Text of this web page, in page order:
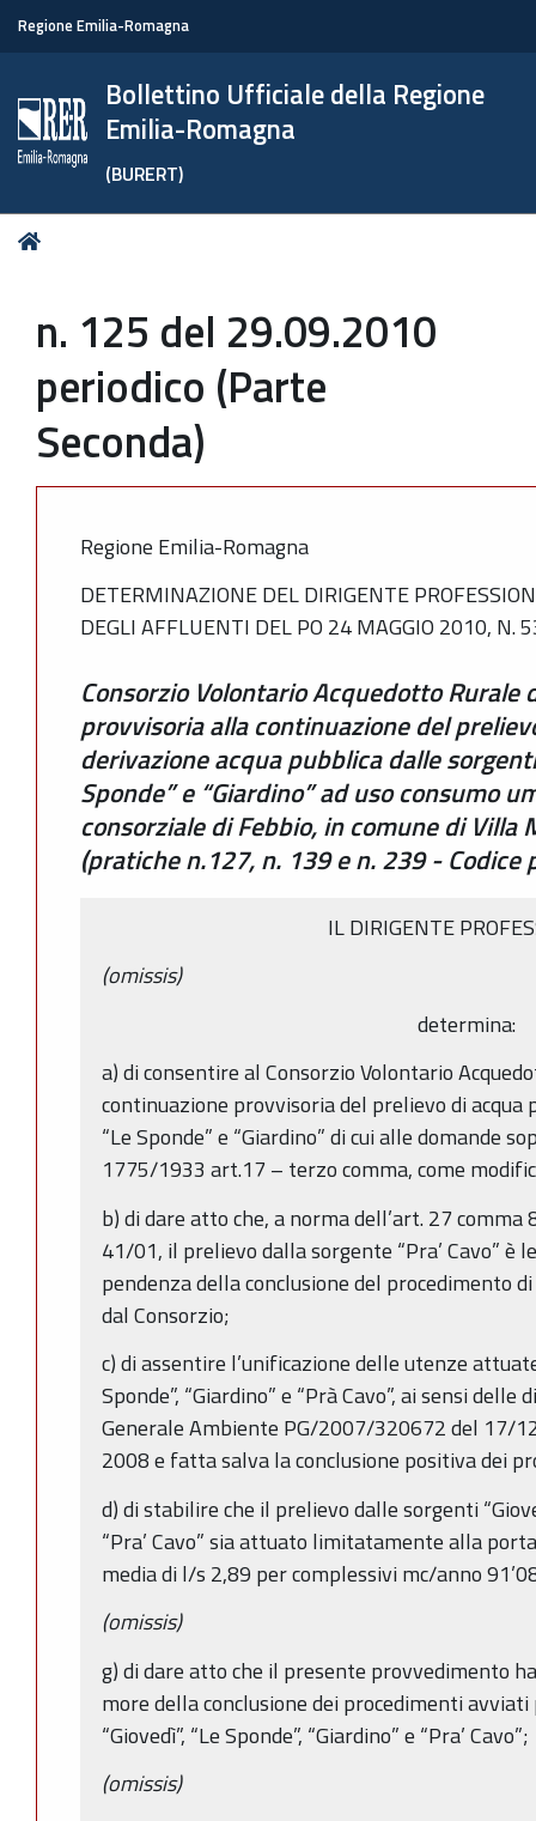
Regione Emilia-Romagna
Bollettino Ufficiale della Regione
Emilia-Romagna
(BURERT)
Tu
n. 125 del 29.09.2010
periodico (Parte
Seconda)
Regione Emilia-Romagna
DETERMINAZIONE DEL DIRIGENTE
DEGLI AFFLUENTI DEL PO 24 MAGGIO 2010, N.
Consorzio Volontario Acquedotto Rurale
provvisoria alla continuazione del
derivazione acqua pubblica dalle sorgenti
Sponde” e “Giardino” ad uso consumo
consorziale di Febbio, in comune di Villa
(pratiche n.127, n. 139 e n. 239 - Codice
IL DIRIGENTE
(omissis)
determina:
a) di consentire al Consorzio Volontario
continuazione provvisoria del prelievo di acqua
“Le Sponde” e “Giardino” di cui alle domande
1775/1933 art.17 – terzo comma, come
b) di dare atto che, a norma dell’art. 27 comma
41/01, il prelievo dalla sorgente “Pra’ Cavo”
pendenza della conclusione del procedimento
dal Consorzio;
c) di assentire l’unificazione delle utenze
Sponde”, “Giardino” e “Prà Cavo”, ai sensi
Generale Ambiente PG/2007/320672 del 17/
2008 e fatta salva la conclusione positiva dei
d) di stabilire che il prelievo dalle sorgenti
“Pra’ Cavo” sia attuato limitatamente alla
media di l/s 2,89 per complessivi mc/anno
(omissis)
g) di dare atto che il presente provvedimento
more della conclusione dei procedimenti
“Giovedì”, “Le Sponde”, “Giardino” e “Pra’ Cavo”;
(omissis)